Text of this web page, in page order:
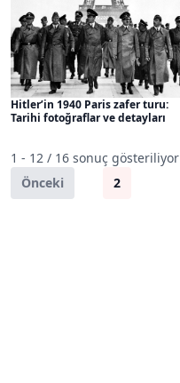
Hitler’in 1940 Paris zafer turu:
Tarihi fotoğraflar ve detayları
1 - 12 / 16 sonuç gösteriliyor
Önceki
2